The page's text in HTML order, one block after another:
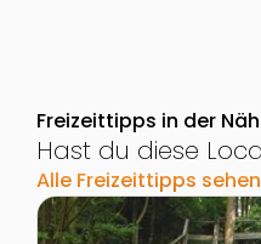
Freizeittipps in der
Hast du diese
Alle Freizeittipps sehen
Zur Detailseite von